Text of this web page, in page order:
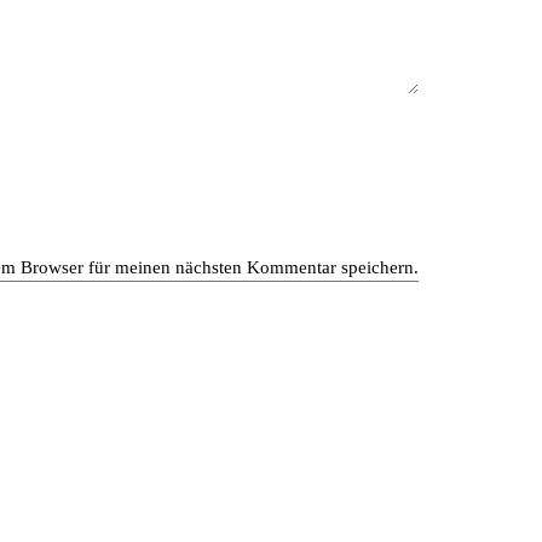
Browser für meinen nächsten Kommentar speichern.
gewerblichen und privaten Bereich. Das moderne
Zusammenspiel unseres interdisziplinären Teams
kreieren besondere Räume nach den Wünschen